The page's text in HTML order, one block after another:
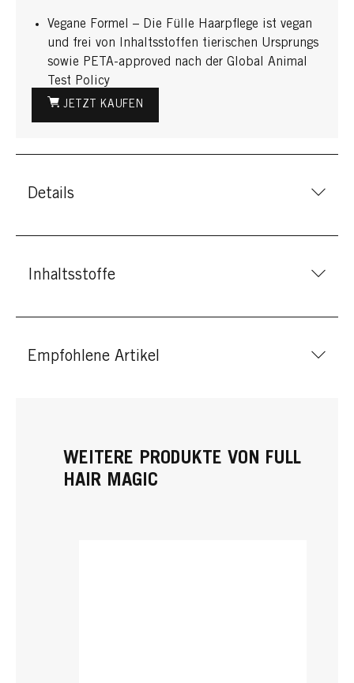
Vegane Formel – Die Fülle Haarpflege ist vegan
und frei von Inhaltsstoffen tierischen Ursprungs
sowie PETA-approved nach der Global Animal
Test Policy
JETZT KAUFEN
Details
Inhaltsstoffe
Empfohlene Artikel
WEITERE PRODUKTE VON FULL
HAIR MAGIC